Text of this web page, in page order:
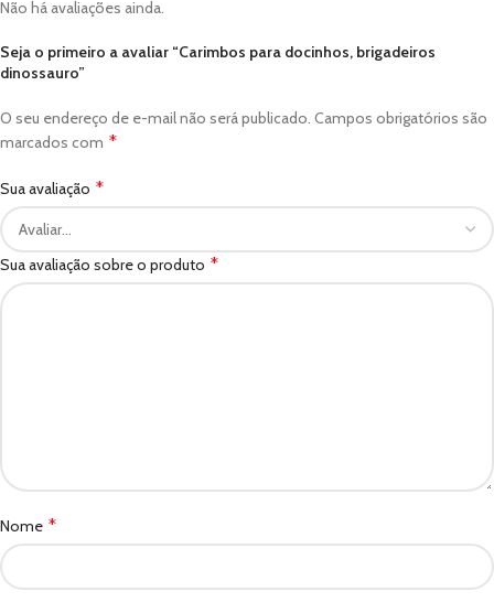
Não há avaliações ainda.
Seja o primeiro a avaliar “Carimbos para docinhos, brigadeiros
dinossauro”
O seu endereço de e-mail não será publicado. Campos obrigatórios são
marcados com *
Sua avaliação *
Sua avaliação sobre o produto *
Nome *